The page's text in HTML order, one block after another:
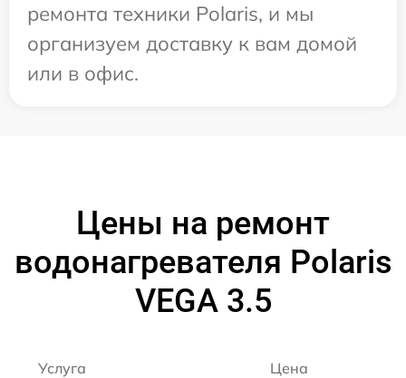
ремонта техники Polaris, и мы
организуем доставку к вам домой
или в офис.
Цены на ремонт
водонагревателя Polaris
VEGA 3.5
Услуга Цена